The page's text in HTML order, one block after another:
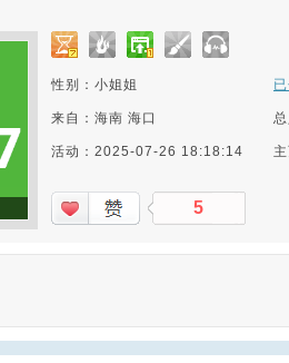
性别：小姐姐
来自：海南 海口
活动：2025-07-26 18:18:14
5